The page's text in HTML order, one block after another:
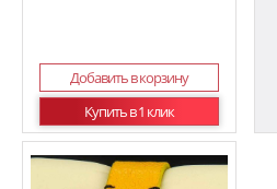
Добавить в корзину
Купить в 1 клик